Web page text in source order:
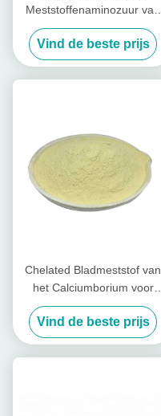
Meststoffenaminozuur van
banaanbomen het
Molybdeen van het het
Zinkborium van het
Calciummagnesium
Vind de beste prijs
Chelated Bladmeststof van
het Calciumborium voor
Rijst, Banaan Bladmeststof
Vind de beste prijs